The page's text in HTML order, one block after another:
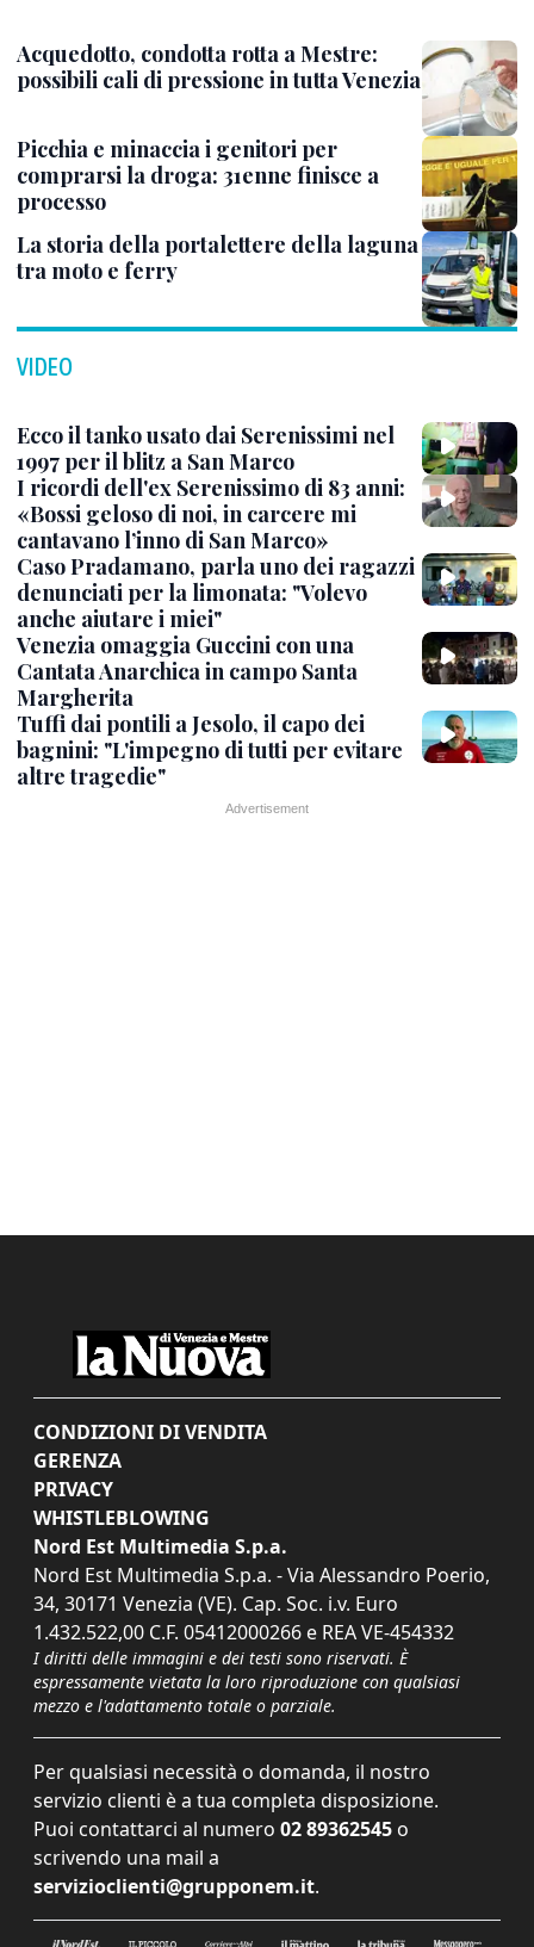
Acquedotto, condotta rotta a Mestre:
possibili cali di pressione in tutta Venezia
Picchia e minaccia i genitori per
comprarsi la droga: 31enne finisce a
processo
La storia della portalettere della laguna
tra moto e ferry
VIDEO
Ecco il tanko usato dai Serenissimi nel
1997 per il blitz a San Marco
I ricordi dell'ex Serenissimo di 83 anni:
«Bossi geloso di noi, in carcere mi
cantavano l’inno di San Marco»
Caso Pradamano, parla uno dei ragazzi
denunciati per la limonata: "Volevo
anche aiutare i miei"
Venezia omaggia Guccini con una
Cantata Anarchica in campo Santa
Margherita
Tuffi dai pontili a Jesolo, il capo dei
bagnini: "L'impegno di tutti per evitare
altre tragedie"
CONDIZIONI DI VENDITA
GERENZA
PRIVACY
WHISTLEBLOWING
Nord Est Multimedia S.p.a.
Nord Est Multimedia S.p.a. - Via Alessandro Poerio,
34, 30171 Venezia (VE). Cap. Soc. i.v. Euro
1.432.522,00 C.F. 05412000266 e REA VE-454332
I diritti delle immagini e dei testi sono riservati. È
espressamente vietata la loro riproduzione con qualsiasi
mezzo e l'adattamento totale o parziale.
Per qualsiasi necessità o domanda, il nostro
servizio clienti è a tua completa disposizione.
Puoi contattarci al numero 02 89362545 o
scrivendo una mail a
servizioclienti@grupponem.it.